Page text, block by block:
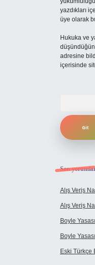
yazdıkları
üye olarak
Hukuka ve
adresine
içerisinde
Son
Alış Veriş
Alış Veriş
Boyle
Boyle
Eski Türkçe